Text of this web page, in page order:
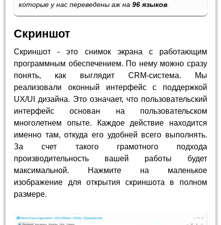
которые у нас переведены аж на96 языков
Скриншот
Скриншот - это снимок экрана с работающим
программным обеспечением. По нему можно сразу
понять, как выглядит CRM-система. Мы
реализовали оконный интерфейс с поддержкой
UX/UI дизайна. Это означает, что пользовательский
интерфейс основан на пользовательском
многолетнем опыте. Каждое действие находится
именно там, откуда его удобней всего выполнять.
За счет такого грамотного подхода
производительность вашей работы будет
максимальной. Нажмите на маленькое
изображение для открытия скриншота в полном
размере.